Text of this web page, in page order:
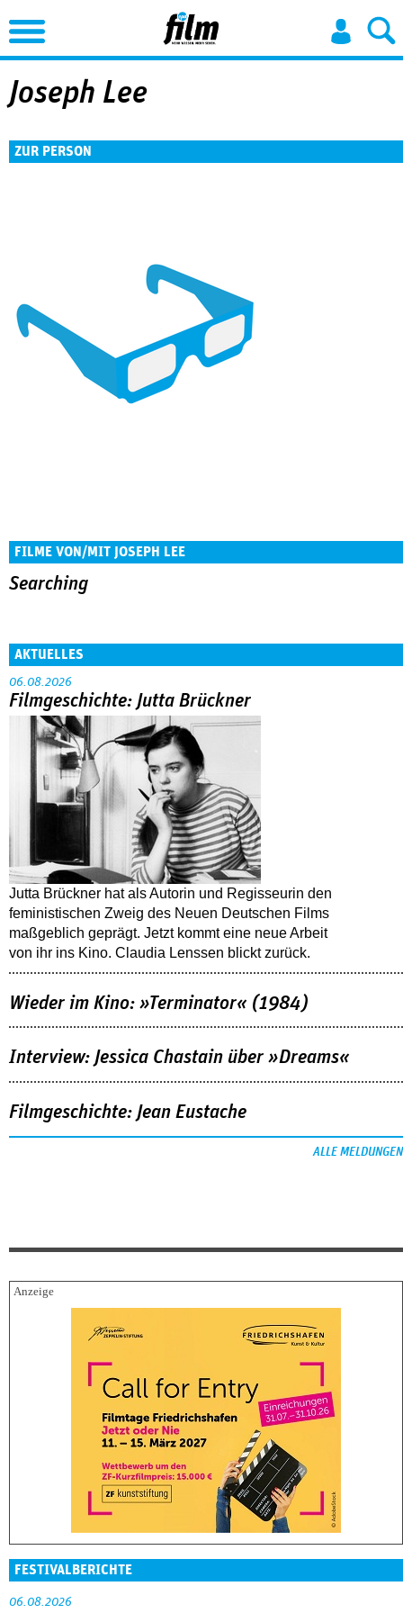
Jump to Navigation
Joseph Lee
ZUR PERSON
FILME VON/MIT JOSEPH LEE
Searching
AKTUELLES
06.08.2026
Filmgeschichte: Jutta Brückner
Jutta Brückner hat als Autorin und Regisseurin den
feministischen Zweig des Neuen Deutschen Films
maßgeblich geprägt. Jetzt kommt eine neue Arbeit
von ihr ins Kino. Claudia Lenssen blickt zurück.
Wieder im Kino: »Terminator« (1984)
Interview: Jessica Chastain über »Dreams«
Filmgeschichte: Jean Eustache
ALLE MELDUNGEN
FESTIVALBERICHTE
06.08.2026